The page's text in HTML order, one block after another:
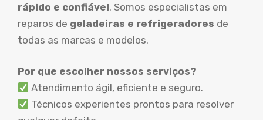
rápido e confiável. Somos especialistas em
reparos de geladeiras e refrigeradores de
todas as marcas e modelos.
Por que escolher nossos serviços?
Atendimento ágil, eficiente e seguro.
Técnicos experientes prontos para resolver